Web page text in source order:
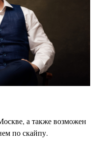
а также возможен
по скайпу.